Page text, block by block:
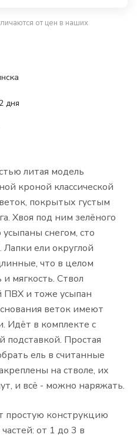
от цен в наших
дня
литая модель
кроной классической
покрытых густым
Хвоя под ним зелёного
усыпаны снегом, сто
ели округлой
что в целом
мягкость. Ствол
ПВХ и тоже усыпан
веток имеют
Идёт в комплекте с
подставкой. Простая
ель в считанные
на стволе, их
и всё - можно наряжать.
простую конструкцию
от 1 до 3 в